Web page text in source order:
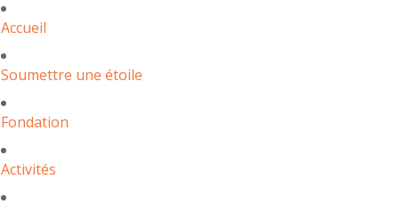
Accueil
Soumettre une étoile
Fondation
Activités